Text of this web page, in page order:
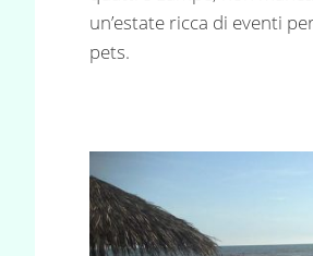
un’estate ricca di eventi
pets.